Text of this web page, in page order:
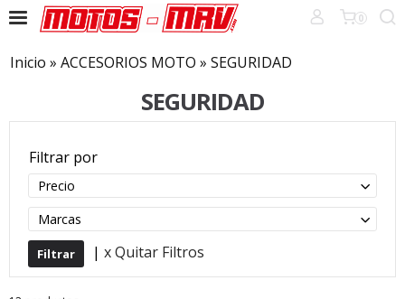
0
Inicio » ACCESORIOS MOTO » SEGURIDAD
SEGURIDAD
Filtrar por
Precio
Marcas
| x Quitar Filtros